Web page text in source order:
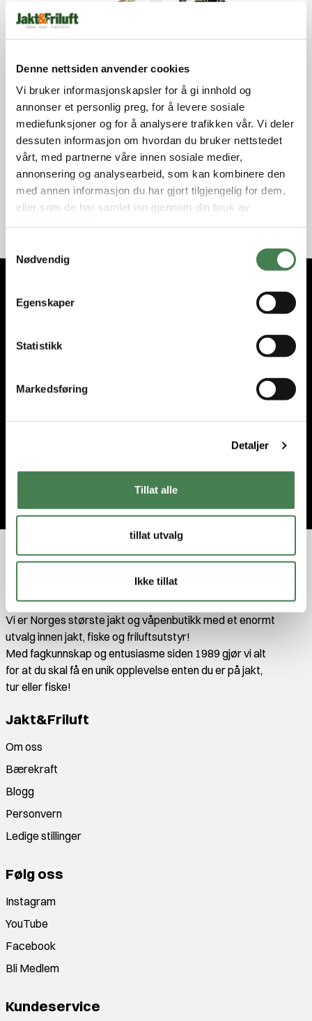
Denne nettsiden anvender cookies
Vi bruker informasjonskapsler for å gi innhold og
annonser et personlig preg, for å levere sosiale
mediefunksjoner og for å analysere trafikken vår. Vi deler
dessuten informasjon om hvordan du bruker nettstedet
vårt, med partnerne våre innen sosiale medier,
annonsering og analysearbeid, som kan kombinere den
med annen informasjon du har gjort tilgjengelig for dem,
eller som de har samlet inn gjennom din bruk av
a
Nødvendig
Egenskaper
Statistikk
Markedsføring
Detaljer
Tillat alle
tillat utvalg
Ikke tillat
Gunslick Benchrest Brass Handgun
JAG 45CAL
Gunslick
kr 89,00
Gunslick Benchrest Nylon Bore Brush
Handgun 10MM/ 40 CAL
Gunslick
kr 39,00
Abonner på nyhetsbrevet
tips og eksklusive rabatter!
Vi er Norges største jakt og våpenbutikk med et enormt
utvalg innen jakt, fiske og friluftsutstyr!
Med fagkunnskap og entusiasme siden 1989 gjør vi alt
for at du skal få en unik opplevelse enten du er på jakt,
tur eller fiske!
Jakt&Friluft
Om oss
Bærekraft
Blogg
Personvern
Ledige stillinger
Følg oss
Instagram
YouTube
Facebook
Bli Medlem
Kundeservice